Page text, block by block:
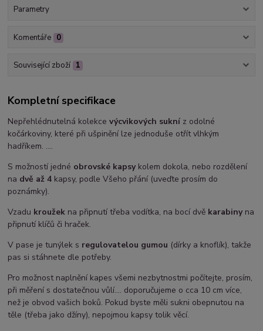
Parametry
Komentáře 0
Související zboží 1
Kompletní specifikace
Nepřehlédnutelná kolekcevýcvikových sukní z odolné
kočárkoviny, které při ušpinění lze jednoduše otřít vlhkým
hadříkem. ....
S možností jedné obrovské kapsykolem dokola, nebo rozdělení
na dvě až 4 kapsy, podle Všeho přání (uveďte prosím do
poznámky).
Vzadu kroužek na připnutí třeba vodítka, na bocí dvě karabinyna
připnutí klíčů či hraček.
V pase je tunýlek s regulovatelou gumou (dírky a knoflík), takže
pas si stáhnete dle potřeby.
Pro možnost naplnění kapes všemi nezbytnostmi počítejte, prosím,
při měření s dostatečnou vůlí.... doporučujeme o cca 10 cm více,
než je obvod vašich boků. Pokud byste měli sukni obepnutou na
těle (třeba jako džíny), nepojmou kapsy tolik věcí.